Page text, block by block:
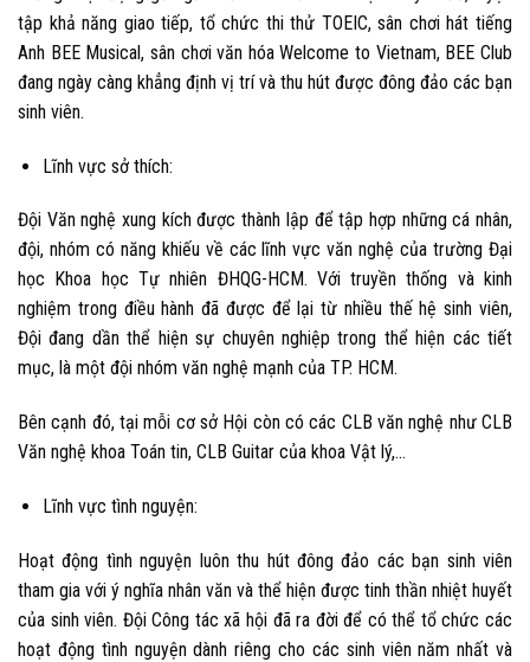
tập khả năng giao tiếp, tổ chức thi thử TOEIC, sân chơi hát tiếng
Anh BEE Musical, sân chơi văn hóa Welcome to Vietnam, BEE Club
đang ngày càng khẳng định vị trí và thu hút được đông đảo các bạn
sinh viên.
Lĩnh vực sở thích:
Đội Văn nghệ xung kíchđược thành lập để tập hợp những cá nhân,
đội, nhóm có năng khiếu về các lĩnh vực văn nghệ của trường Đại
học Khoa học Tự nhiên ĐHQG-HCM. Với truyền thống và kinh
nghiệm trong điều hành đã được để lại từ nhiều thế hệ sinh viên,
Đội đang dần thể hiện sự chuyên nghiệp trong thể hiện các tiết
mục, là một đội nhóm văn nghệ mạnh của TP. HCM.
Bên cạnh đó, tại mỗi cơ sở Hội còn có các CLB văn nghệ như CLB
Văn nghệ khoa Toán tin, CLB Guitar của khoa Vật lý,…
Lĩnh vực tình nguyện:
Hoạt động tình nguyện luôn thu hút đông đảo các bạn sinh viên
tham gia với ý nghĩa nhân văn và thể hiện được tinh thần nhiệt huyết
của sinh viên. Đội Công tác xã hộiđã ra đời để có thể tổ chức các
hoạt động tình nguyện dành riêng cho các sinh viên năm nhất và